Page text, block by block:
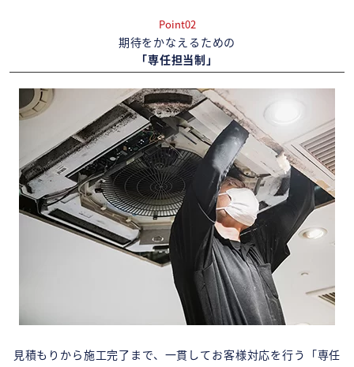
Point02
期待をかなえるための
「専任担当制」
見積もりから施工完了まで、一貫してお客様対応を行う「専任